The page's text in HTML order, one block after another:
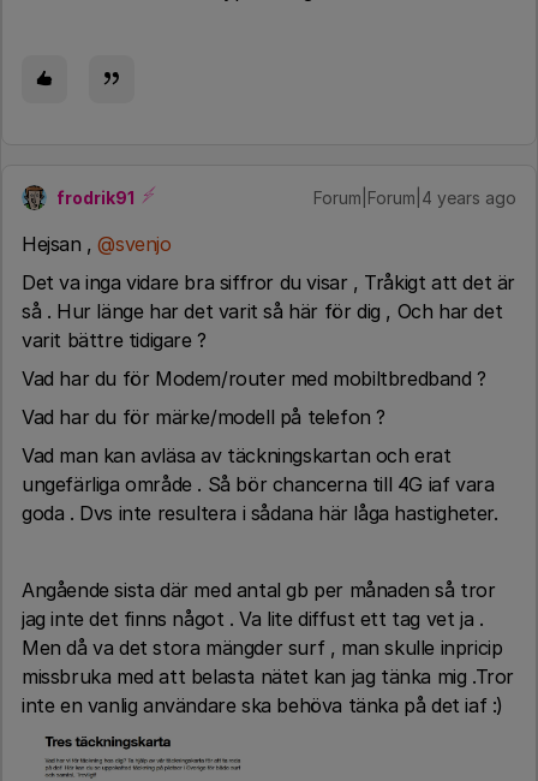
frodrik91 Forum|Forum|4 years ago
Hejsan ,@svenjo
Det va inga vidare bra siffror du visar , Tråkigt att det är
så . Hur länge har det varit så här för dig , Och har det
varit bättre tidigare ?
Vad har du för Modem/router med mobiltbredband ?
Vad har du för märke/modell på telefon ?
Vad man kan avläsa av täckningskartan och erat
ungefärliga område . Så bör chancerna till 4G iaf vara
goda . Dvs inte resultera i sådana här låga hastigheter.
Angående sista där med antal gb per månaden så tror
jag inte det finns något . Va lite diffust ett tag vet ja .
Men då va det stora mängder surf , man skulle inpricip
missbruka med att belasta nätet kan jag tänka mig .Tror
inte en vanlig användare ska behöva tänka på det iaf :)